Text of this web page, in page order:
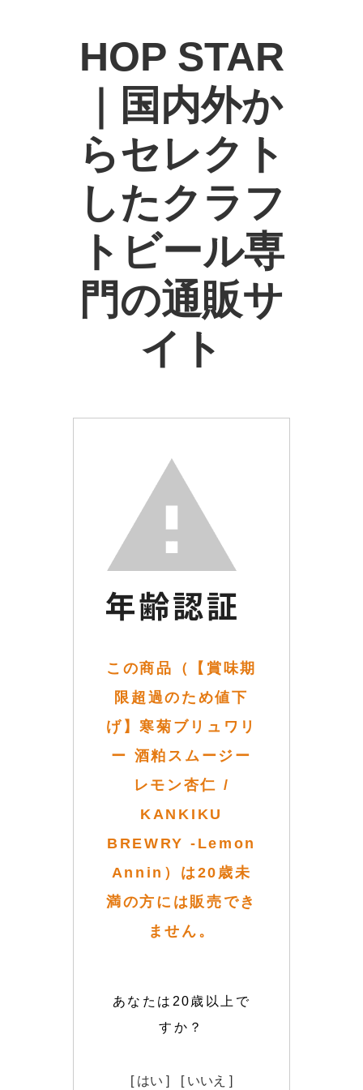
HOP STAR
｜国内外か
らセレクト
したクラフ
トビール専
門の通販サ
イト
この商品（【賞味期
限超過のため値下
げ】寒菊ブリュワリ
ー 酒粕スムージー
レモン杏仁 /
KANKIKU
BREWRY -Lemon
Annin）は20歳未
満の方には販売でき
ません。
あなたは20歳以上で
すか？
[ はい ] [ いいえ ]